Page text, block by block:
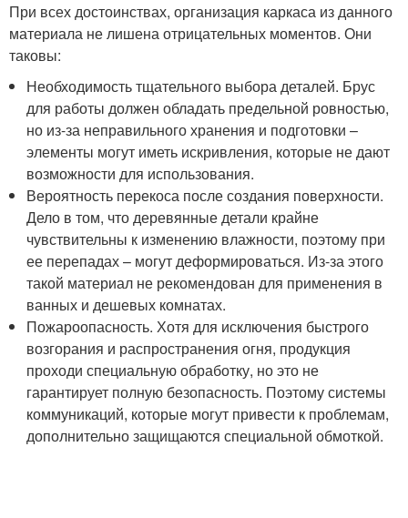
При всех достоинствах, организация каркаса из данного
материала не лишена отрицательных моментов. Они
таковы:
Необходимость тщательного выбора деталей. Брус
для работы должен обладать предельной ровностью,
но из-за неправильного хранения и подготовки –
элементы могут иметь искривления, которые не дают
возможности для использования.
Вероятность перекоса после создания поверхности.
Дело в том, что деревянные детали крайне
чувствительны к изменению влажности, поэтому при
ее перепадах – могут деформироваться. Из-за этого
такой материал не рекомендован для применения в
ванных и дешевых комнатах.
Пожароопасность. Хотя для исключения быстрого
возгорания и распространения огня, продукция
проходи специальную обработку, но это не
гарантирует полную безопасность. Поэтому системы
коммуникаций, которые могут привести к проблемам,
дополнительно защищаются специальной обмоткой.